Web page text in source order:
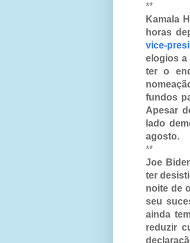
**
Kamala
horas
vice-
elogios a
ter o
fundos
Apesar
lado
agosto.
**
Joe
ter
noite de
seu
ainda
reduzir